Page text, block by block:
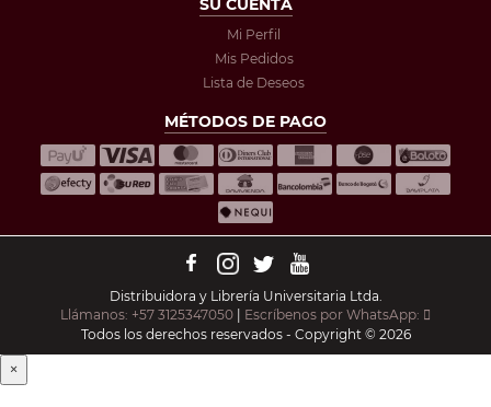
SU CUENTA
Mi Perfil
Mis Pedidos
Lista de Deseos
MÉTODOS DE PAGO
Distribuidora y Librería Universitaria Ltda.
Llámanos: +57 3125347050 | Escríbenos por WhatsApp:
Todos los derechos reservados - Copyright © 2026
×